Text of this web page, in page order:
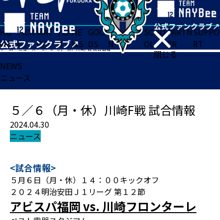
閉じる
HO
ME
TICK
ET
MAT
CH
TEA
M
NE
WS
GOO
DS
FA
N
ACADE
MY
SCHO
OL
PARTN
ER
SUPPO
RT
ホーム>ニュース>５／６（月・休）川崎F戦 試合情報
NEWS
ニュース
５／６（月・休）川崎F戦 試合情報
2024.04.30
ニュース
<試合情報>
５月６日（月・休）１４：００キックオフ
２０２４明治安田Ｊ１リーグ 第１２節
アビスパ福岡 vs. 川崎フロンターレ